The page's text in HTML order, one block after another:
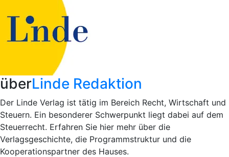
überLinde Redaktion
Der Linde Verlag ist tätig im Bereich Recht, Wirtschaft und
Steuern. Ein besonderer Schwerpunkt liegt dabei auf dem
Steuerrecht. Erfahren Sie hier mehr über die
Verlagsgeschichte, die Programmstruktur und die
Kooperationspartner des Hauses.